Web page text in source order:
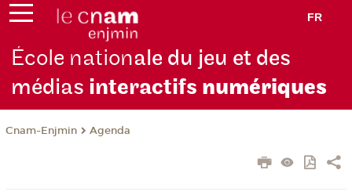
FR
École nationale du jeu et des
médias interactifs numériques
Cnam-Enjmin Agenda